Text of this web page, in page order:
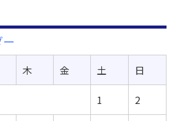
木 金 土 日
1 2